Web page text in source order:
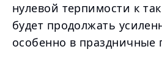
нулевой терпимости к
будет продолжать
особенно в праздничные